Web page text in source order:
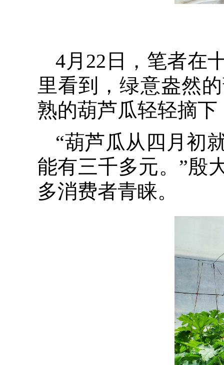
4月22日，笔者在
里看到，绿意盎然
熟的葫芦瓜轻轻摘
“葫芦瓜从四月初
能有三千多元。”殷
多消费者青睐。